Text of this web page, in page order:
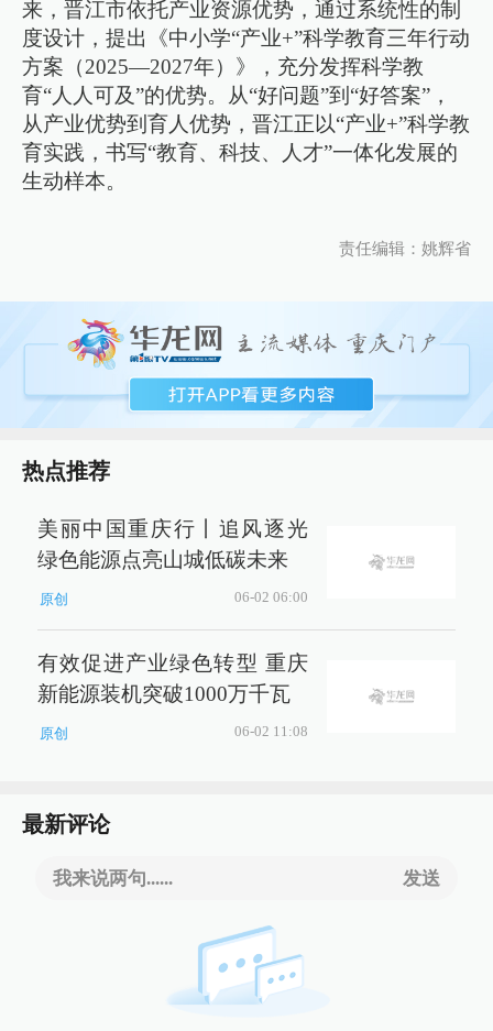
来，晋江市依托产业资源优势，通过系统性的制
度设计，提出《中小学“产业+”科学教育三年行动
方案（2025—2027年）》，充分发挥科学教
育“人人可及”的优势。从“好问题”到“好答案”，
从产业优势到育人优势，晋江正以“产业+”科学教
育实践，书写“教育、科技、人才”一体化发展的
生动样本。
责任编辑：姚辉省
热点推荐
美丽中国重庆行丨追风逐光
绿色能源点亮山城低碳未来
原创 06-02 06:00
有效促进产业绿色转型 重庆
新能源装机突破1000万千瓦
原创 06-02 11:08
最新评论
我来说两句...... 发送